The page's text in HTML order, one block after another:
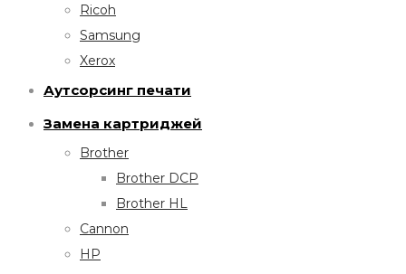
Ricoh
Samsung
Xerox
Аутсорсинг печати
Замена картриджей
Brother
Brother DCP
Brother HL
Cannon
HP